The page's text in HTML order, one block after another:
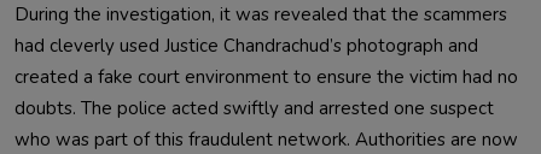
During the investigation, it was revealed that the scammers
had cleverly used Justice Chandrachud’s photograph and
created a fake court environment to ensure the victim had no
doubts. The police acted swiftly and arrested one suspect
who was part of this fraudulent network. Authorities are now